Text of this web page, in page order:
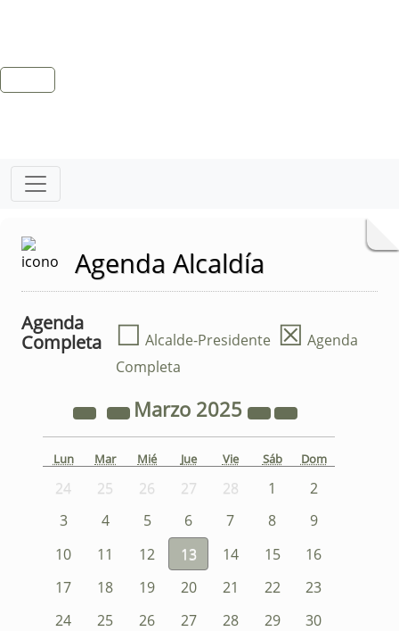
Agenda Alcaldía
Agenda
Completa
☐ Alcalde-Presidente ☒ Agenda
Completa
Marzo 2025
Lun Mar Mié Jue Vie Sáb Dom
24 25 26 27 28 1
2
3
4 5 6 7 8
9
10
11 12 13 14 15
16
17
18 19 20 21 22
23
24
25 26 27 28 29
30